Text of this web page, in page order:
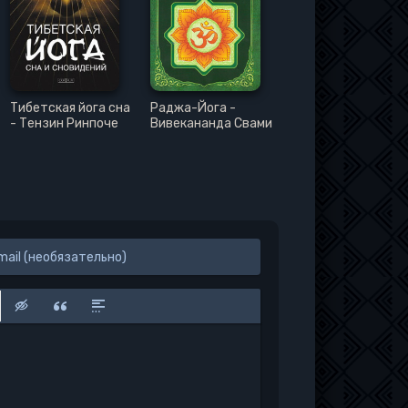
Тибетская йога сна
- Тензин Ринпоче
Раджа-Йога -
Вивекананда Свами